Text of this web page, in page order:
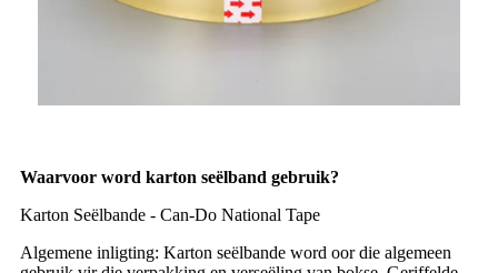
Waarvoor word karton seëlband gebruik?
Karton Seëlbande - Can-Do National Tape
Algemene inligting: Karton seëlbande word oor die algemeen